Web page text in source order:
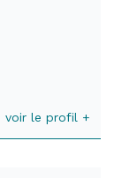
voir le profil +